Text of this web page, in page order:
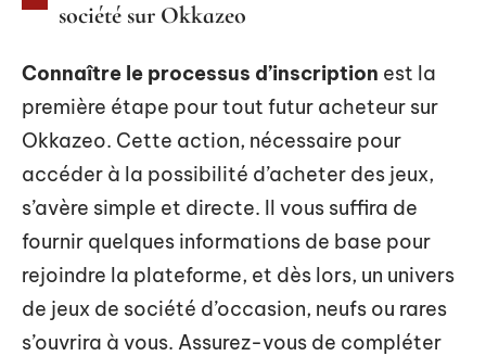
société sur Okkazeo
Connaître le processus d’inscription est la
première étape pour tout futur acheteur sur
Okkazeo. Cette action, nécessaire pour
accéder à la possibilité d’acheter des jeux,
s’avère simple et directe. Il vous suffira de
fournir quelques informations de base pour
rejoindre la plateforme, et dès lors, un univers
de jeux de société d’occasion, neufs ou rares
s’ouvrira à vous. Assurez-vous de compléter